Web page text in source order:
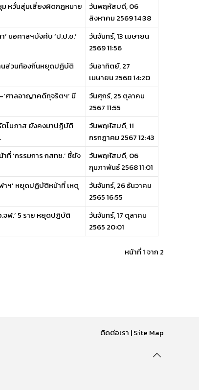
ม หวั่นสุ่มเสี่ยงผิดกฎหมาย
วันพฤหัสบดี, 06
สิงหาคม 2569 14:38
ขอศาลฯบังคับ ‘ป.ป.ช.’
วันจันทร์, 13 เมษายน
2569 11:56
นส่วนท้องถิ่นหยุดปฏิบัติ
วันอาทิตย์, 27
เมษายน 2568 14:20
‘ศาลอาญาคดีทุจริตฯ’ มี
วันศุกร์, 25 ตุลาคม
2567 11:55
โนภาส ยังคงมาปฏิบัติ
วันพฤหัสบดี, 11
กรกฎาคม 2567 12:43
ที่ ‘กรรมการ กสทช.’ ชี้ยัง
วันพฤหัสบดี, 06
กุมภาพันธ์ 2568 11:01
ฯ’ หยุดปฏิบัติหน้าที่ เหตุ
วันจันทร์, 26 ธันวาคม
2565 16:55
.จฬ.’ 5 ราย หยุดปฏิบัติ
วันจันทร์, 17 ตุลาคม
2565 20:01
หน้าที่ 1 จาก 2
ติดต่อเรา |Site Map